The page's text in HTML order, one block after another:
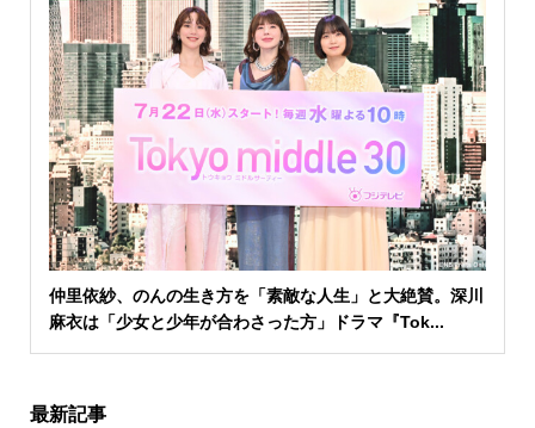
仲里依紗、のんの生き方を「素敵な人生」と大絶賛。深川
麻衣は「少女と少年が合わさった方」ドラマ『Tok...
最新記事